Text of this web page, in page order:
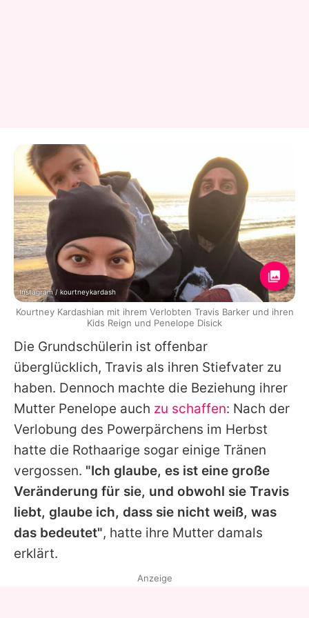
Die Grundschülerin ist offenbar
überglücklich, Travis als ihren Stiefvater zu
haben. Dennoch machte die Beziehung ihrer
Mutter Penelope auch zu schaffen: Nach der
Verlobung des Powerpärchens im Herbst
hatte die Rothaarige sogar einige Tränen
vergossen. "Ich glaube, es ist eine große
Veränderung für sie, und obwohl sie Travis
liebt, glaube ich, dass sie nicht weiß, was
das bedeutet", hatte ihre Mutter damals
erklärt.
Instagram / kourtneykardash
Kourtney Kardashian mit ihrem Verlobten Travis Barker und ihren
Kids Reign und Penelope Disick
Anzeige